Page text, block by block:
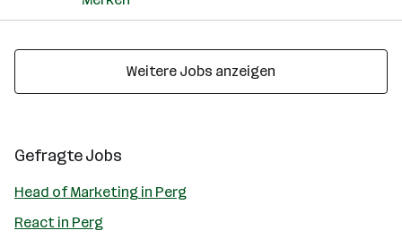
Weitere Jobs anzeigen
Gefragte Jobs
Head of Marketing in Perg
React in Perg